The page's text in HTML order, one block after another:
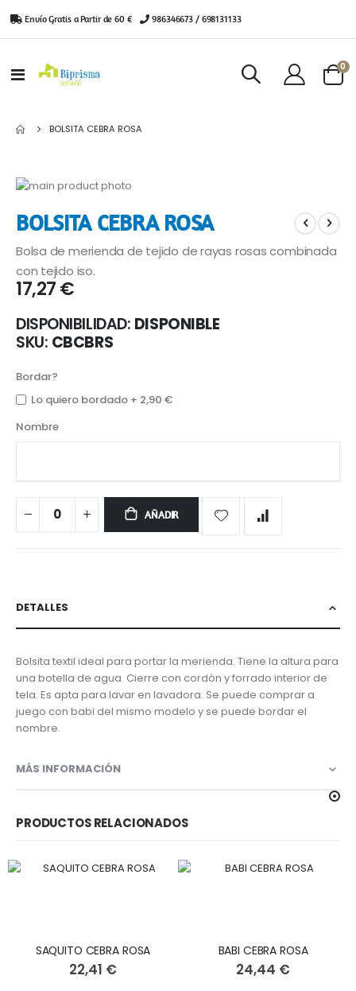
Envío Gratis a Partir de 60 € | 986346673 / 698131133
Toggle
Cart
0
BOLSITA CEBRA ROSA
Saltar
final
de
la
galería
de
imágenes
al
comienzo
de
la
galería
imágenes
BOLSITA CEBRA ROSA
Bolsa de merienda de tejido de rayas rosas combinada
con tejido iso.
17,27 €
DISPONIBILIDAD: DISPONIBLE
SKU CBCBRS
Bordar?
Lo quiero bordado + 2,90 €
Nombre
AÑADIR
DETALLES
Bolsita textil ideal para portar la merienda. Tiene la altura para
una botella de agua. Cierre con cordón y forrado interior de
tela. Es apta para lavar en lavadora. Se puede comprar a
juego con babi del mismo modelo y se puede bordar el
nombre.
MÁS INFORMACIÓN
PRODUCTOS RELACIONADOS
SAQUITO CEBRA ROSA
22,41 €
BABI CEBRA ROSA
24,44 €